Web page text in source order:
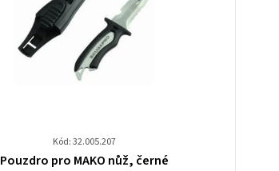
Kód: 32.005.207
Průměrné
Pouzdro pro MAKO nůž, černé